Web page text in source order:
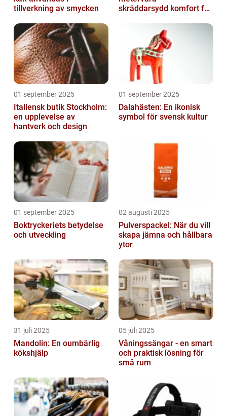
tillverkning av smycken
skräddarsydd komfort för
01 september 2025
Italiensk butik Stockholm:
en upplevelse av
hantverk och design
01 september 2025
Dalahästen: En ikonisk
symbol för svensk kultur
01 september 2025
Boktryckeriets betydelse
och utveckling
02 augusti 2025
Pulverspackel: När du vill
skapa jämna och hållbara
ytor
31 juli 2025
Mandolin: En oumbärlig
kökshjälp
05 juli 2025
Våningssängar - en smart
och praktisk lösning för
små rum